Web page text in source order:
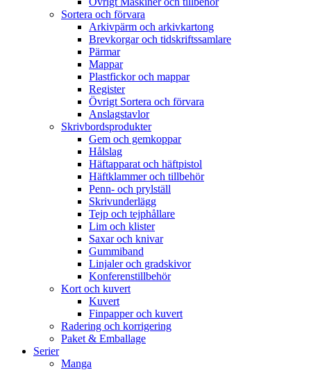
Sortera och förvara
Arkivpärm och arkivkartong
Brevkorgar och tidskriftssamlare
Pärmar
Mappar
Plastfickor och mappar
Register
Övrigt Sortera och förvara
Anslagstavlor
Skrivbordsprodukter
Gem och gemkoppar
Hålslag
Häftapparat och häftpistol
Häftklammer och tillbehör
Penn- och prylställ
Skrivunderlägg
Tejp och tejphållare
Lim och klister
Saxar och knivar
Gummiband
Linjaler och gradskivor
Konferenstillbehör
Kort och kuvert
Kuvert
Finpapper och kuvert
Radering och korrigering
Paket & Emballage
Serier
Manga